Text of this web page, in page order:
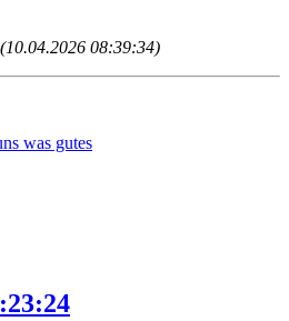
08:39:34)
was gutes